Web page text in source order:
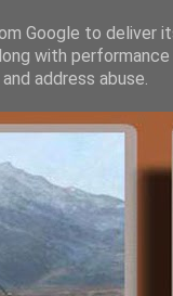
Google to deliver
with
address abuse.